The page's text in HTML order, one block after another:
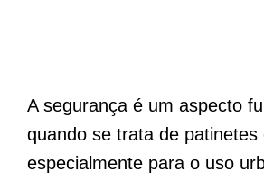
A segurança é um aspecto
quando se trata de patinetes
especialmente para o uso